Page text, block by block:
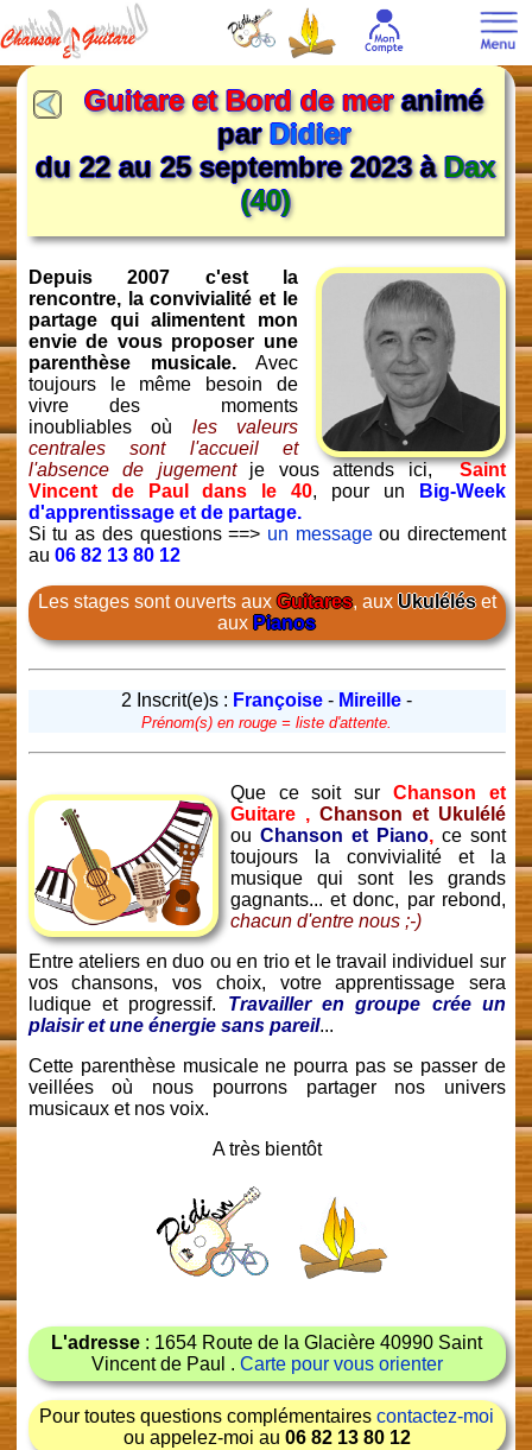
Guitare et Bord de meranimé
parDidier
du 22 au 25 septembre 2023 àDax
(40)
Depuis 2007 c'est la
rencontre, la convivialité et le
partage qui alimentent mon
envie de vous proposer une
parenthèse musicale.Avec
toujours le même besoin de
vivre des moments
inoubliables où les valeurs
centrales sont l'accueil et
l'absence de jugementje vous attends ici,Saint
Vincent de Paul dans le 40, pour un
Big-Week
d'apprentissage et de partage.
Si tu as des questions ==> un messageou directement
au 06 82 13 80 12
Les stages sont ouverts auxGuitares, aux Ukuléléset
aux Pianos
2 Inscrit(e)s : Françoise - Mireille -
Prénom(s) en rouge = liste d'attente.
Que ce soit surChanson et
Guitare , Chanson et Ukulélé
ou Chanson et Piano, ce sont
toujours la convivialité et la
musique qui sont les grands
gagnants... et donc, par rebond,
chacun d'entre nous ;-)
Entre ateliers en duo ou en trio et le travail individuel sur
vos chansons, vos choix, votre apprentissage sera
ludique et progressif. Travailler en groupe crée un
plaisir et une énergie sans pareil...
Cette parenthèse musicale ne pourra pas se passer de
veillées où nous pourrons partager nos univers
musicaux et nos voix.
A très bientôt
L'adresse : 1654 Route de la Glacière 40990 Saint
Vincent de Paul . Carte pour vous orienter
Pour toutes questions complémentairescontactez-moi
ou appelez-moi au 06 82 13 80 12